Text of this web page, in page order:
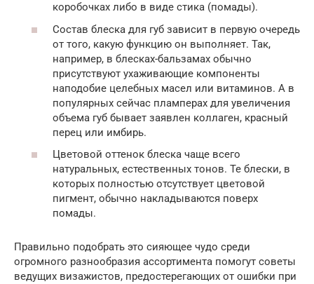
коробочках либо в виде стика (помады).
Состав блеска для губ зависит в первую очередь
от того, какую функцию он выполняет. Так,
например, в блесках-бальзамах обычно
присутствуют ухаживающие компоненты
наподобие целебных масел или витаминов. А в
популярных сейчас пламперах для увеличения
объема губ бывает заявлен коллаген, красный
перец или имбирь.
Цветовой оттенок блеска чаще всего
натуральных, естественных тонов. Те блески, в
которых полностью отсутствует цветовой
пигмент, обычно накладываются поверх
помады.
Правильно подобрать это сияющее чудо среди
огромного разнообразия ассортимента помогут советы
ведущих визажистов, предостерегающих от ошибки при